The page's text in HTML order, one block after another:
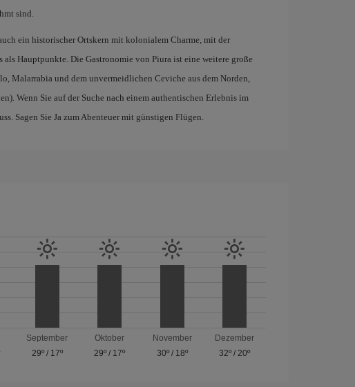
sind.
ein historischer Ortskern mit kolonialem Charme, mit der
als Hauptpunkte. Die Gastronomie von Piura ist eine weitere große
Malarrabia und dem unvermeidlichen Ceviche aus dem Norden,
Wenn Sie auf der Suche nach einem authentischen Erlebnis im
Sagen Sie Ja zum Abenteuer mit günstigen Flügen.
September
29º/ 17º
Oktober
29º / 17º
November
30º/ 18º
Dezember
32º / 20º